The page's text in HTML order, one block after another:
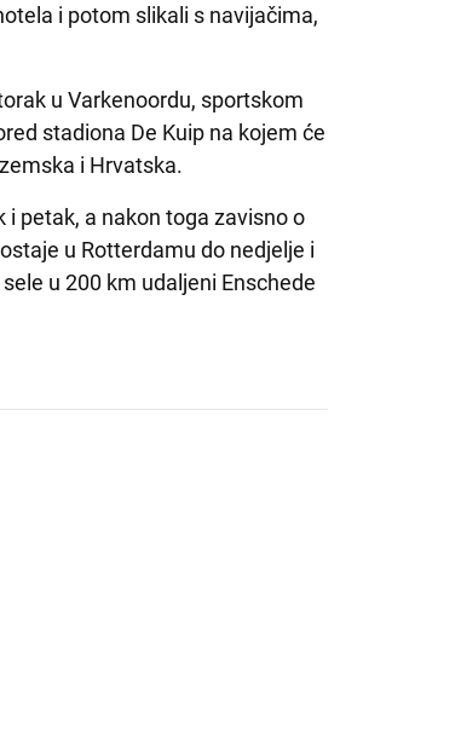
i potom slikali s navijačima,
u Varkenoordu, sportskom
stadiona De Kuip na kojem će
i Hrvatska.
i petak, a nakon toga zavisno o
u Rotterdamu do nedjelje i
u 200 km udaljeni Enschede